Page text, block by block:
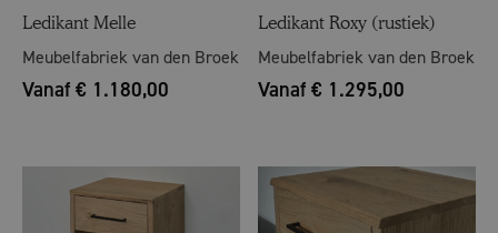
Ledikant Melle
Meubelfabriek van den Broek
Vanaf € 1.180,00
Ledikant Roxy (rustiek)
Meubelfabriek van den Broek
Vanaf € 1.295,00